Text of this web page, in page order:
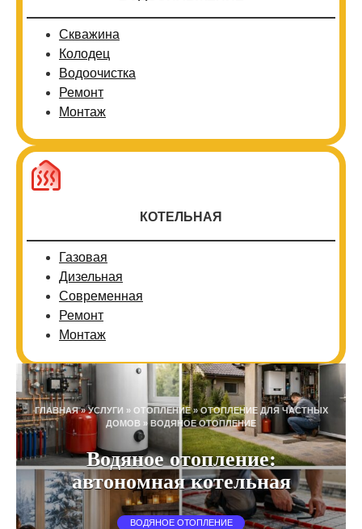
Скважина
Колодец
Водоочистка
Ремонт
Монтаж
КОТЕЛЬНАЯ
Газовая
Дизельная
Современная
Ремонт
Монтаж
ГЛАВНАЯ»УСЛУГИ » ОТОПЛЕНИЕ»ОТОПЛЕНИЕ ДЛЯ ЧАСТНЫХ
ДОМОВ » ВОДЯНОЕ ОТОПЛЕНИЕ
Водяное отопление:
автономная котельная
ВОДЯНОЕ ОТОПЛЕНИЕ